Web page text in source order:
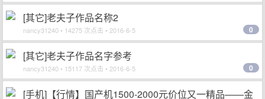
[其它]老夫子作品名称2
nancy31240 • 14275 次点击 • 2016-6-5 0
[其它]老夫子作品名字参考
nancy31240 • 15117 次点击 • 2016-6-5 0
[手机]【行情】国产机1500-2000元价位又一精品——金